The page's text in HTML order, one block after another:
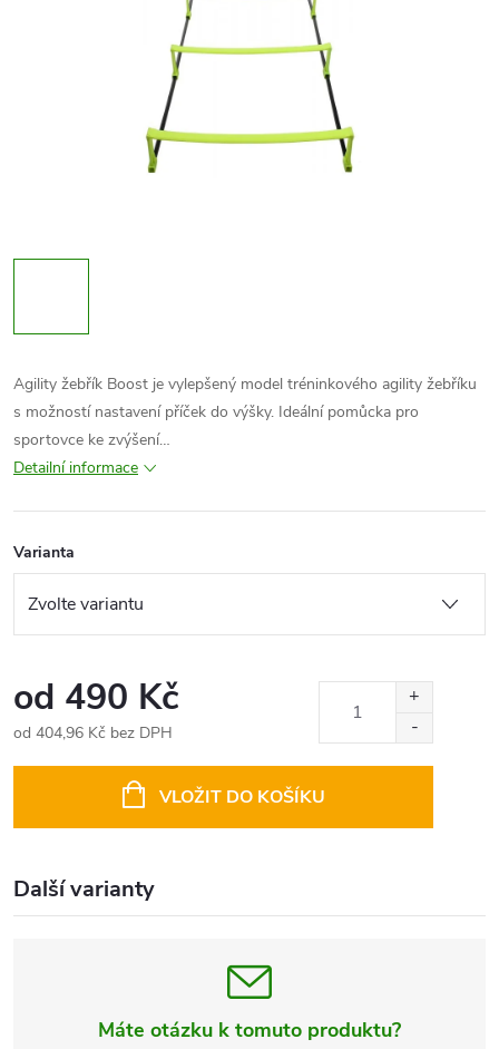
Agility žebřík Boost je vylepšený model tréninkového agility žebříku
s možností nastavení příček do výšky. Ideální pomůcka pro
sportovce ke zvýšení…
Detailní informace
Varianta
od 490 Kč
od 404,96 Kč bez DPH
VLOŽIT DO KOŠÍKU
Další varianty
Máte otázku k tomuto produktu?